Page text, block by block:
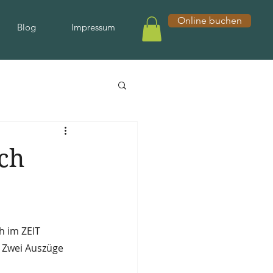
Blog Impressum
Online buchen
im ZEIT
Auszüge